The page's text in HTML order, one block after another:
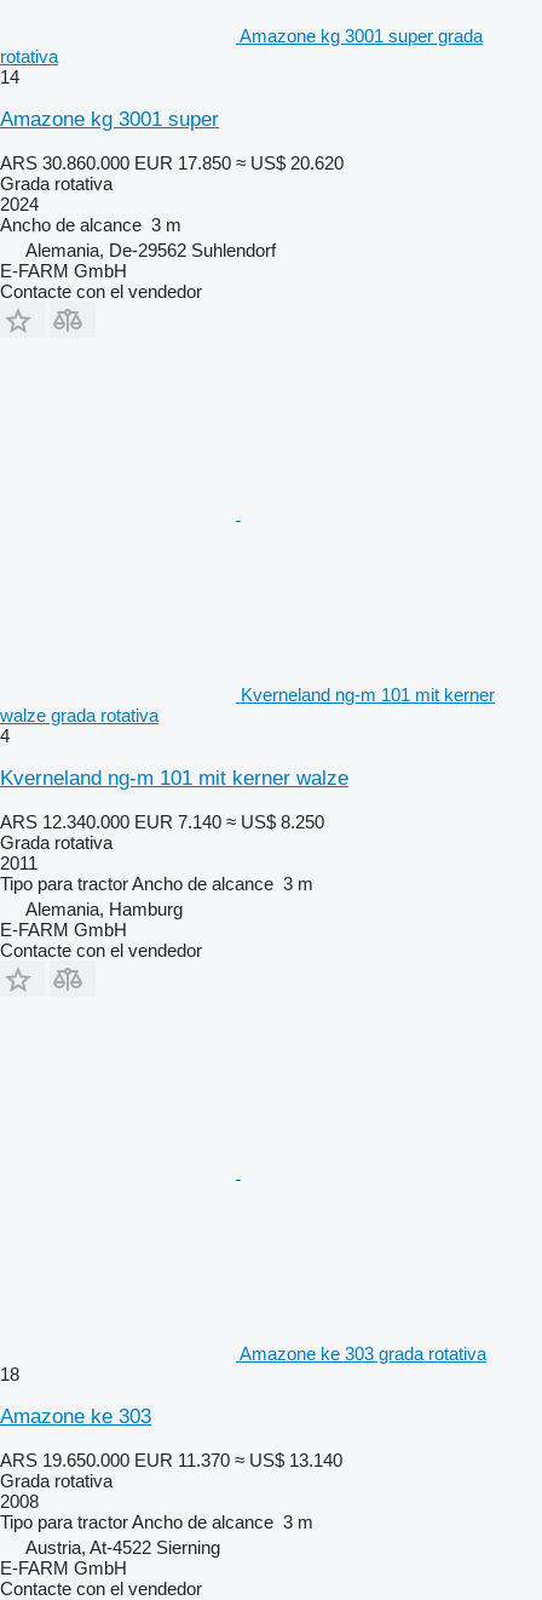
Amazone kg 3001 super grada
rotativa
14
Amazone kg 3001 super
ARS 30.860.000 EUR 17.850 ≈ US$ 20.620
Grada rotativa
2024
Ancho de alcance 3 m
Alemania, De-29562 Suhlendorf
E-FARM GmbH
Contacte con el vendedor
Kverneland ng-m 101 mit kerner
walze grada rotativa
4
Kverneland ng-m 101 mit kerner walze
ARS 12.340.000 EUR 7.140 ≈ US$ 8.250
Grada rotativa
2011
Tipo para tractorAncho de alcance 3 m
Alemania, Hamburg
E-FARM GmbH
Contacte con el vendedor
Amazone ke 303 grada rotativa
18
Amazone ke 303
ARS 19.650.000 EUR 11.370 ≈ US$ 13.140
Grada rotativa
2008
Tipo para tractorAncho de alcance 3 m
Austria, At-4522 Sierning
E-FARM GmbH
Contacte con el vendedor